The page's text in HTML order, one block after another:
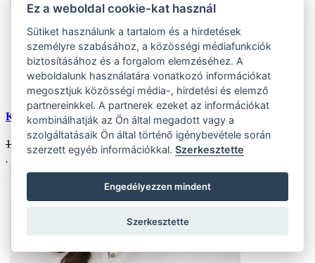
Univerzális
(1 ks)
Szállítás az otthoni:
Készlet (1 ks)
Szállítás 24 órán belül
Kedvezmény20 %
Khaki muszlin overall övvel
11506 HUF 9205 HUF
Ez a weboldal cookie-kat használ
Sütiket használunk a tartalom és a hirdetések
személyre szabásához, a közösségi médiafunkciók
biztosításához és a forgalom elemzéséhez. A
weboldalunk használatára vonatkozó információkat
megosztjuk közösségi média-, hirdetési és elemző
partnereinkkel. A partnerek ezeket az információkat
kombinálhatják az Ön által megadott vagy a
szolgáltatásaik Ön által történő igénybevétele során
szerzett egyéb információkkal.Szerkesztette
Engedélyezzen mindent
Szerkesztette